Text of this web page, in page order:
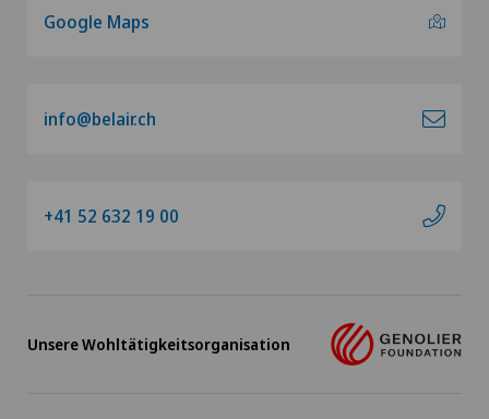
Knorpelschaden
Neurochirurgie
Google Maps
info@belair.ch
+41 52 632 19 00
Unsere Wohltätigkeitsorganisation